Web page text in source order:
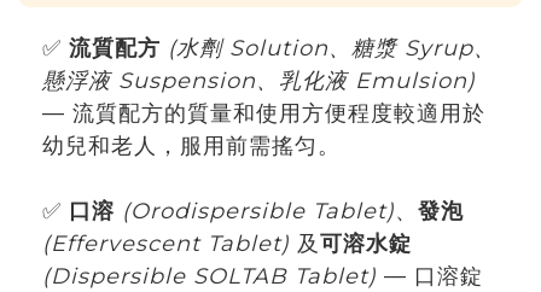
✅ 流質配方 (水劑 Solution、糖漿 Syrup、
懸浮液 Suspension、乳化液 Emulsion)
— 流質配方的質量和使用方便程度較適用於
幼兒和老人，服用前需搖匀。
✅ 口溶 (Orodispersible Tablet)、 發泡
(Effervescent Tablet) 及可溶水錠
(Dispersible SOLTAB Tablet) — 口溶錠